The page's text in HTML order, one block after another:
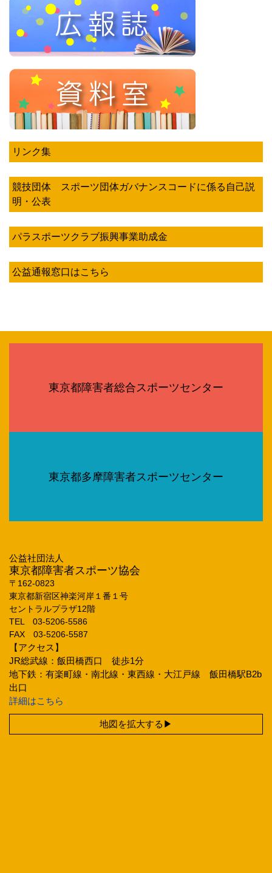
リンク集
競技団体 スポーツ団体ガバナンスコードに係る自己説
明・公表
パラスポーツクラブ振興事業助成金
公益通報窓口はこちら
東京都障害者総合スポーツセンター
東京都多摩障害者スポーツセンター
公益社団法人
東京都障害者スポーツ協会
〒162‐0823
東京都新宿区神楽河岸１番１号
セントラルプラザ12階
TEL 03‐5206‐5586
FAX 03‐5206‐5587
【アクセス】
JR総武線：飯田橋西口 徒歩1分
地下鉄：有楽町線・南北線・東西線・大江戸線 飯田橋駅B2b
出口
詳細はこちら
地図を拡大する